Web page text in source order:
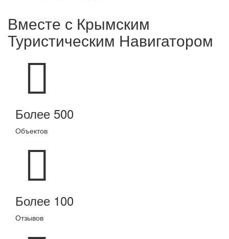
Вместе с Крымским
Туристическим Навигатором
Более 500
Объектов
Более 100
Отзывов